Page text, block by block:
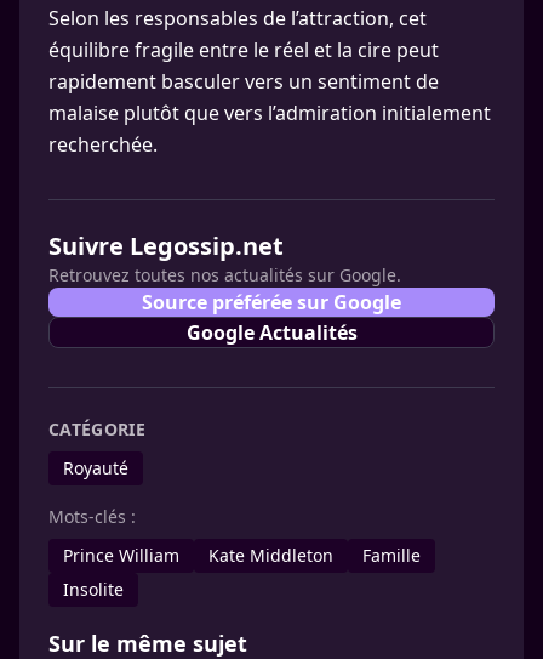
Selon les responsables de l’attraction, cet
équilibre fragile entre le réel et la cire peut
rapidement basculer vers un sentiment de
malaise plutôt que vers l’admiration initialement
recherchée.
Suivre Legossip.net
Retrouvez toutes nos actualités sur Google.
Source préférée sur Google
Google Actualités
CATÉGORIE
Royauté
Mots-clés :
Prince William
Kate Middleton
Famille
Insolite
Sur le même sujet